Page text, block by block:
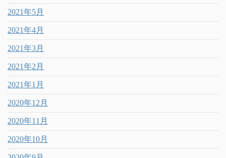
2021年5月
2021年4月
2021年3月
2021年2月
2021年1月
2020年12月
2020年11月
2020年10月